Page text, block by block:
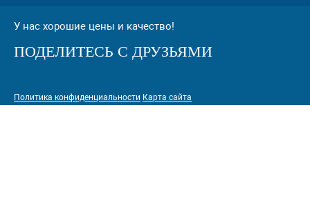
У нас хорошие цены и качество!
ПОДЕЛИТЕСЬ С ДРУЗЬЯМИ
Политика конфиденциальности Карта сайта